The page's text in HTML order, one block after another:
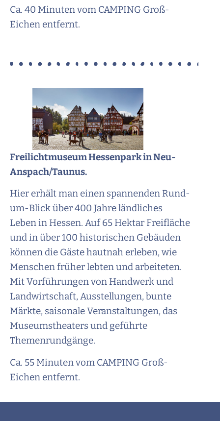
Ca. 40 Minuten vom CAMPING Groß-
Eichen entfernt.
Freilichtmuseum Hessenpark in Neu-
Anspach/Taunus.
Hier erhält man einen spannenden Rund-
um-Blick über 400 Jahre ländliches
Leben in Hessen. Auf 65 Hektar Freifläche
und in über 100 historischen Gebäuden
können die Gäste hautnah erleben, wie
Menschen früher lebten und arbeiteten.
Mit Vorführungen von Handwerk und
Landwirtschaft, Ausstellungen, bunte
Märkte, saisonale Veranstaltungen, das
Museumstheaters und geführte
Themenrundgänge.
Ca. 55 Minuten vom CAMPING Groß-
Eichen entfernt.